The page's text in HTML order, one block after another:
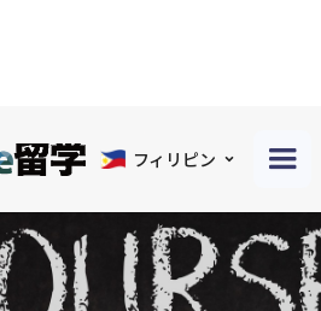
フィリピン